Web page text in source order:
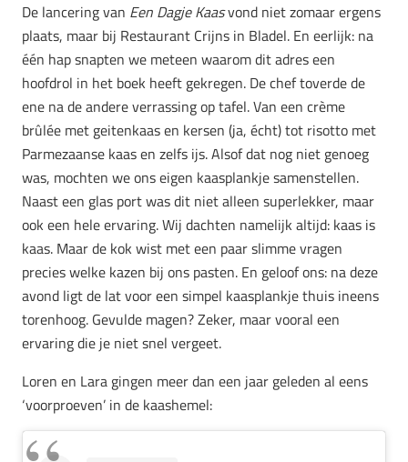
De lancering van Een Dagje Kaasvond niet zomaar ergens
plaats, maar bij Restaurant Crijns in Bladel. En eerlijk: na
één hap snapten we meteen waarom dit adres een
hoofdrol in het boek heeft gekregen. De chef toverde de
ene na de andere verrassing op tafel. Van een crème
brûlée met geitenkaas en kersen (ja, écht) tot risotto met
Parmezaanse kaas en zelfs ijs. Alsof dat nog niet genoeg
was, mochten we ons eigen kaasplankje samenstellen.
Naast een glas port was dit niet alleen superlekker, maar
ook een hele ervaring. Wij dachten namelijk altijd: kaas is
kaas. Maar de kok wist met een paar slimme vragen
precies welke kazen bij ons pasten. En geloof ons: na deze
avond ligt de lat voor een simpel kaasplankje thuis ineens
torenhoog. Gevulde magen? Zeker, maar vooral een
ervaring die je niet snel vergeet.
Loren en Lara gingen meer dan een jaar geleden al eens
‘voorproeven’ in de kaashemel: